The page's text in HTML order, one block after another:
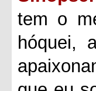
tem o
hóquei,